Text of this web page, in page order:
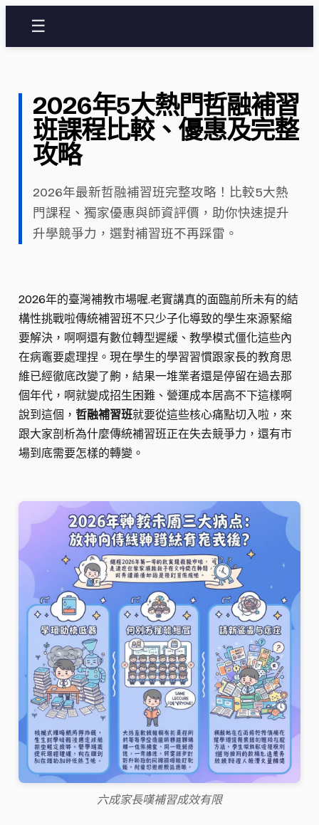
☰
2026年5大熱門哲融補習
班課程比較、優惠及完整
攻略
2026年最新哲融補習班完整攻略！比較5大熱
門課程、獨家優惠與師資評價，助你快速提升
升學競爭力，選對補習班不再踩雷。
2026年的臺灣補教市場喔.老實講真的面臨前所未有的結
構性挑戰啦傳統補習班不只少子化導致的學生來源緊縮
要解決，啊啊還有數位轉型遲緩、教學模式僵化這些內
在病竈要處理捏。現在學生的學習習慣跟家長的教育思
維已經徹底改變了齁，結果一堆業者還是停留在過去那
個年代，啊就變成招生困難、營運成本居高不下這樣啊
說到這個， 哲融補習班就要從這些核心痛點切入啦，來
跟大家剖析為什麼傳統補習班正在失去競爭力，還有市
場到底需要怎樣的轉變。
六成家長嘆補習成效有限